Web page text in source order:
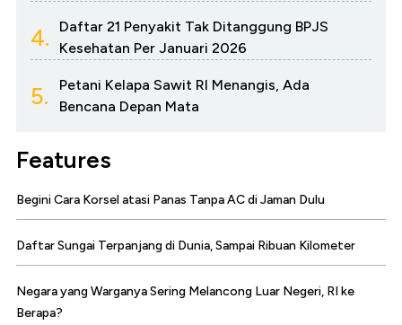
4.
Daftar 21 Penyakit Tak Ditanggung BPJS
Kesehatan Per Januari 2026
5.
Petani Kelapa Sawit RI Menangis, Ada
Bencana Depan Mata
Features
Begini Cara Korsel atasi Panas Tanpa AC di Jaman Dulu
Daftar Sungai Terpanjang di Dunia, Sampai Ribuan Kilometer
Negara yang Warganya Sering Melancong Luar Negeri, RI ke
Berapa?